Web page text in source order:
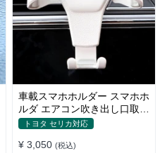
車載スマホホルダー スマホホ
ルダ エアコン吹き出し口取り
付け 全機種 可愛い アニメ
トヨタ セリカ対応
¥ 3,050 (税込)